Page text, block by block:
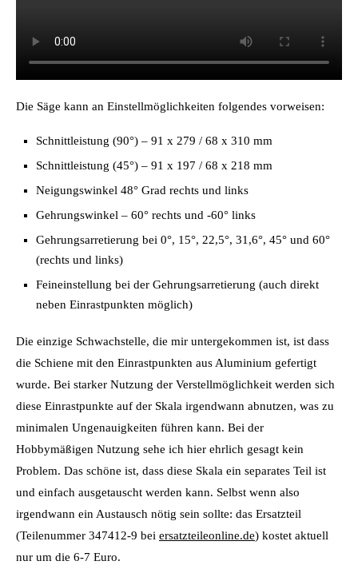
Die Säge kann an Einstellmöglichkeiten folgendes vorweisen:
Schnittleistung (90°) – 91 x 279 / 68 x 310 mm
Schnittleistung (45°) – 91 x 197 / 68 x 218 mm
Neigungswinkel 48° Grad rechts und links
Gehrungswinkel – 60° rechts und -60° links
Gehrungsarretierung bei 0°, 15°, 22,5°, 31,6°, 45° und 60°
(rechts und links)
Feineinstellung bei der Gehrungsarretierung (auch direkt
neben Einrastpunkten möglich)
Die einzige Schwachstelle, die mir untergekommen ist, ist dass
die Schiene mit den Einrastpunkten aus Aluminium gefertigt
wurde. Bei starker Nutzung der Verstellmöglichkeit werden sich
diese Einrastpunkte auf der Skala irgendwann abnutzen, was zu
minimalen Ungenauigkeiten führen kann. Bei der
Hobbymäßigen Nutzung sehe ich hier ehrlich gesagt kein
Problem. Das schöne ist, dass diese Skala ein separates Teil ist
und einfach ausgetauscht werden kann. Selbst wenn also
irgendwann ein Austausch nötig sein sollte: das Ersatzteil
(Teilenummer 347412-9 bei ersatzteileonline.de) kostet aktuell
nur um die 6-7 Euro.